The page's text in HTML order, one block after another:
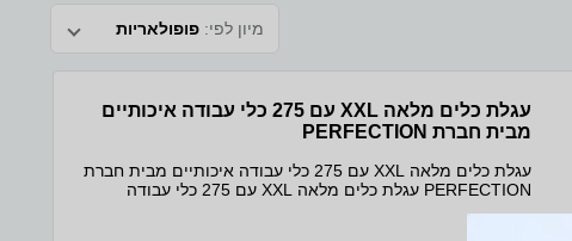
מיון לפי: פופולאריות
עגלת כלים מלאה XXL עם 275 כלי עבודה איכותיים
מבית חברת PERFECTION
עגלת כלים מלאה XXL עם 275 כלי עבודה איכותיים מבית חברת
PERFECTION עגלת כלים מלאה XXL עם 275 כלי עבודה